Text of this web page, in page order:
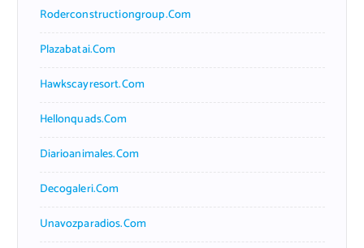
Roderconstructiongroup.com
Plazabatai.com
Hawkscayresort.com
Hellonquads.com
Diarioanimales.com
Decogaleri.com
Unavozparadios.com